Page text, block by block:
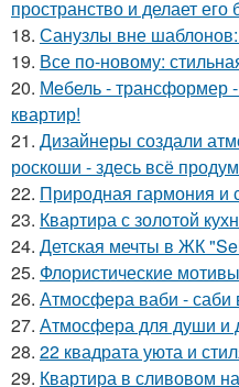
пространство и делает
18. Санузлы вне шаблонов:
19. Все по-новому:
20. Мебель - трансформер
квартир!
21. Дизайнеры создали
роскоши - здесь всё
22. Природная гармония и
23. Квартира с золотой
24. Детская мечты в ЖК
25. Флористические
26. Атмосфера ваби - саби
27. Атмосфера для души и
28. 22 квадрата уюта и
29. Квартира в сливовом